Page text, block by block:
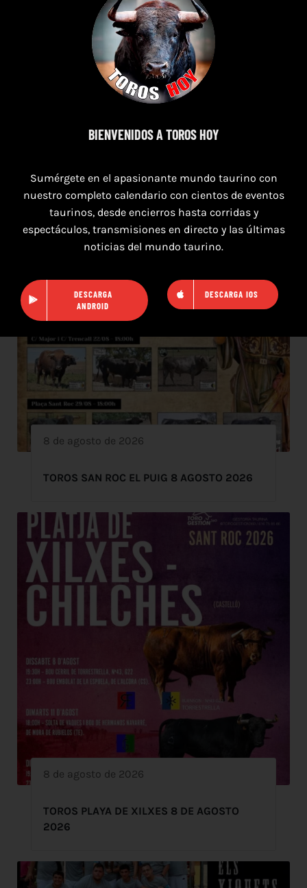
8 de agosto de 2026
TOROS MAGALLON 8 AGOSTO 2026
8 de agosto de 2026
TOROS SAN ROC EL PUIG 8 AGOSTO 2026
8 de agosto de 2026
TOROS PLAYA DE XILXES 8 DE AGOSTO
2026
BIENVENIDOS A TOROS HOY
Sumérgete en el apasionante mundo taurino con
nuestro completo calendario con cientos de eventos
taurinos, desde encierros hasta corridas y
espectáculos, transmisiones en directo y las últimas
noticias del mundo taurino.
DESCARGA
ANDROID
DESCARGA IOS